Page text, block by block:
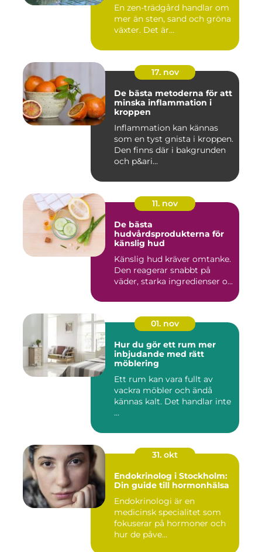
En zen-trädgård handlar om
mer än sten, sand och gröna
växter. Det är...
17. nov
De bästa metoderna för att
minska inflammation i
kroppen
Inflammation kan kännas
som en tyst gnista i kroppen.
Den finns där i bakgrunden
och p&ari...
11. nov
De bästa
hudvårdsprodukterna för
känslig hud
Känslig hud kräver omtanke.
Den reagerar snabbt på
väder, starka ingredienser o...
01. nov
Hur du gör ett rum mer
inbjudande med rätt
möblering
Ett rum kan vara fullt av
vackra möbler och ändå
kännas kalt. Det handlar inte
...
31. okt
Endokrinolog i Stockholm:
Din guide till hormonhälsa
Endokrinologi är en
medicinsk specialitet som
fokuserar på hormoner och
hur de påve...